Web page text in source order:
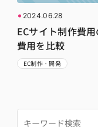
2024.06.28
ECサイト制作費
費用を比較
EC制作・開発